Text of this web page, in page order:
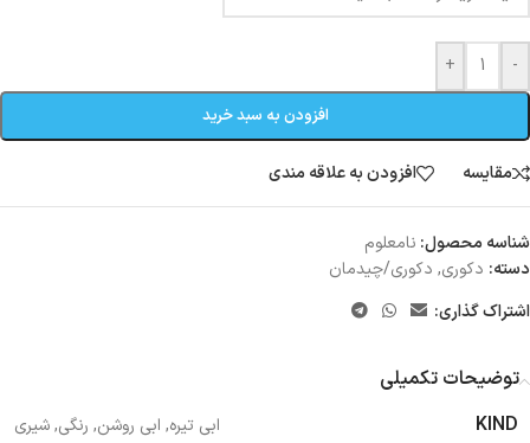
-
+
افزودن به سبد خرید
مقایسه افزودن به علاقه مندی
شناسه محصول: نامعلوم
دسته: دکوری, دکوری/چیدمان
اشتراک گذاری:
توضیحات تکمیلی
KIND
ابی تیره, ابی روشن, رنگی,شیری